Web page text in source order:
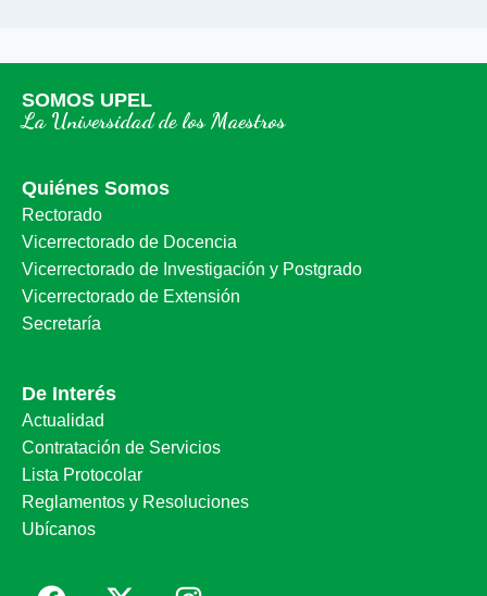
SOMOS UPEL
La Universidad de los Maestros
Quiénes Somos
Rectorado
Vicerrectorado de Docencia
Vicerrectorado de Investigación y Postgrado
Vicerrectorado de Extensión
Secretaría
De Interés
Actualidad
Contratación de Servicios
Lista Protocolar
Reglamentos y Resoluciones
Ubícanos